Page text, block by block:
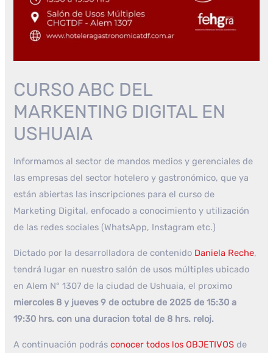
CURSO ABC DEL
MARKENTING DIGITAL EN
USHUAIA
Informamos al sector de mandos medios y gerenciales de
las empresas del sector hotelero y gastronómico, que ya
están abiertas las inscripciones para el curso de
Marketing Digital, enfocado a conocimiento y utilización
de las redes sociales (WhatsApp, Instagram etc.)
Dictado por la desarrolladora de contenido Daniela Reche,
tendrá lugar en nuestro salón de usos múltiples ubicado
en Alem N° 1307 de la ciudad de Ushuaia, el proximo
miercoles 8 y jueves 9 de octubre de 2025 de 15:30 a
19:30 hrs. con una duracion total de 8 hrs. reloj.
A continuación podrásconocer todos los OBJETIVOS de